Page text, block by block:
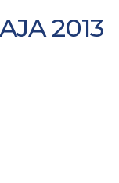
2013